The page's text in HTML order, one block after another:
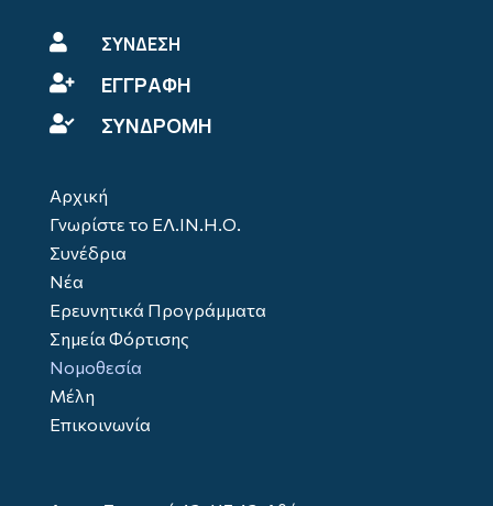
 ΣΥΝΔΕΣΗ
 ΕΓΓΡΑΦΗ
 ΣΥΝΔΡΟΜΗ
Αρχική
Γνωρίστε το ΕΛ.ΙΝ.Η.Ο.
Συνέδρια
Νέα
Ερευνητικά Προγράμματα
Σημεία Φόρτισης
Νομοθεσία
Μέλη
Επικοινωνία